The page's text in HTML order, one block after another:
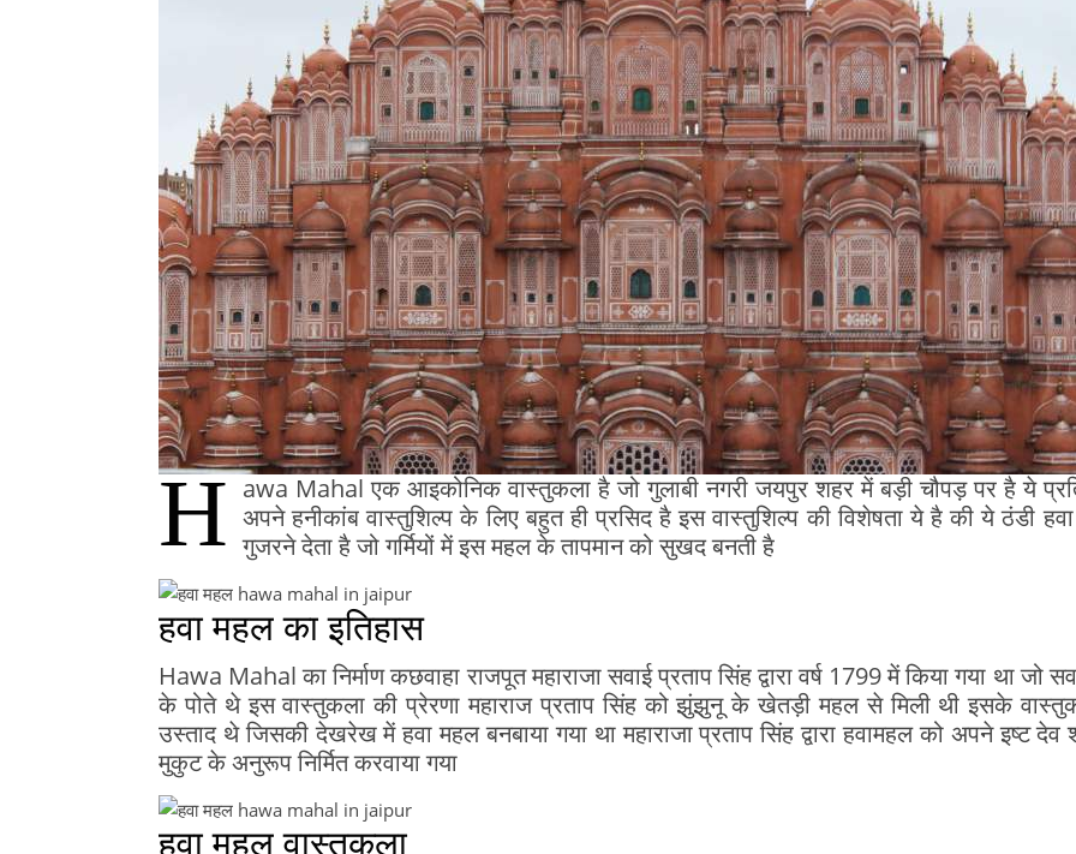
H awa Mahal एक आइकोनिक वास्तुकला है जो गुलाबी नगरी जयपुर शहर में बड़ी चौपड़ पर है ये
अपने हनीकांब वास्तुशिल्प के लिए बहुत ही प्रसिद है इस वास्तुशिल्प की विशेषता ये है की ये ठंडी
गुजरने देता है जो गर्मियों में इस महल के तापमान को सुखद बनती है
हवा महल का इतिहास
Hawa Mahal का निर्माण कछवाहा राजपूत महाराजा सवाई प्रताप सिंह द्वारा वर्ष 1799 में किया गया था जो
के पोते थे इस वास्तुकला की प्रेरणा महाराज प्रताप सिंह को झुंझुनू के खेतड़ी महल से मिली थी इसके
उस्ताद थे जिसकी देखरेख में हवा महल बनबाया गया था महाराजा प्रताप सिंह द्वारा हवामहल को अपने इष्ट
मुकुट के अनुरूप निर्मित करवाया गया
हवा महल वास्तुकला